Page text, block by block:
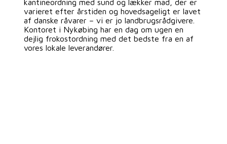
kantineordning med sund og lækker mad, der er
varieret efter årstiden og hovedsageligt er lavet
af danske råvarer – vi er jo landbrugsrådgivere.
Kontoret i Nykøbing har en dag om ugen en
dejlig frokostordning med det bedste fra en af
vores lokale leverandører.